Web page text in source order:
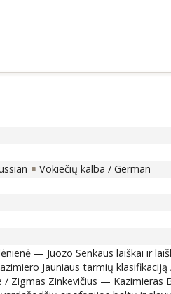
Vokiečių kalba / German
— Juozo Senkaus laiškai ir
Jauniaus tarmių
Zigmas Zinkevičius —